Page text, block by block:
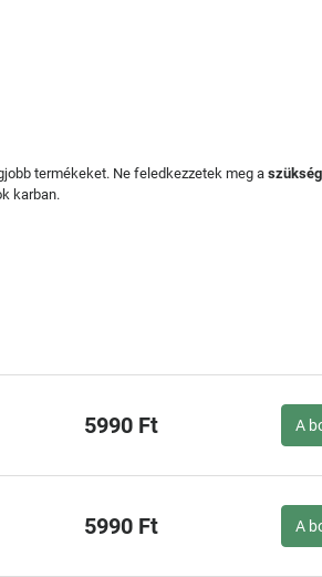
termékeket. Ne feledkezzetek meg a
karban.
5990 Ft A
5990 Ft A